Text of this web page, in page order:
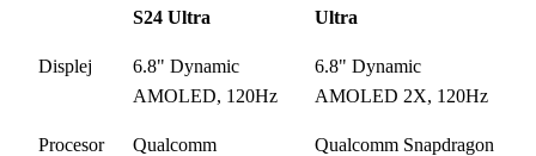
S24 Ultra Ultra
Displej
6.8" Dynamic
AMOLED, 120Hz
6.8" Dynamic
AMOLED 2X, 120Hz
Procesor
Qualcomm
Qualcomm Snapdragon